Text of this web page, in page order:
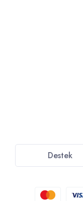
Destek